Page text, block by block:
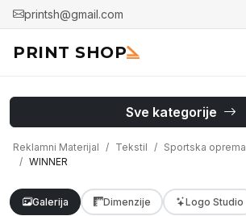
printsh@gmail.com
PRINT SHOP
Sve kategorije
Reklamni Materijal Tekstil Sportska oprema
WINNER
Galerija Dimenzije Logo Studio